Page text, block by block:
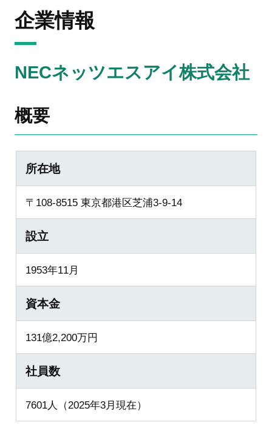
企業情報
NECネッツエスアイ株式会社
概要
所在地
〒108-8515 東京都港区芝浦3-9-14
設立
1953年11月
資本金
131億2,200万円
社員数
7601人（2025年3月現在）